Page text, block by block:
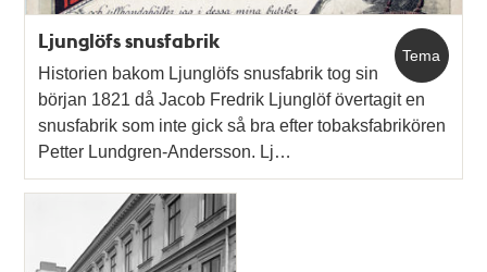
Tema
Ljunglöfs snusfabrik
Historien bakom Ljunglöfs snusfabrik tog sin
början 1821 då Jacob Fredrik Ljunglöf övertagit en
snusfabrik som inte gick så bra efter tobaksfabrikören
Petter Lundgren-Andersson. Lj…